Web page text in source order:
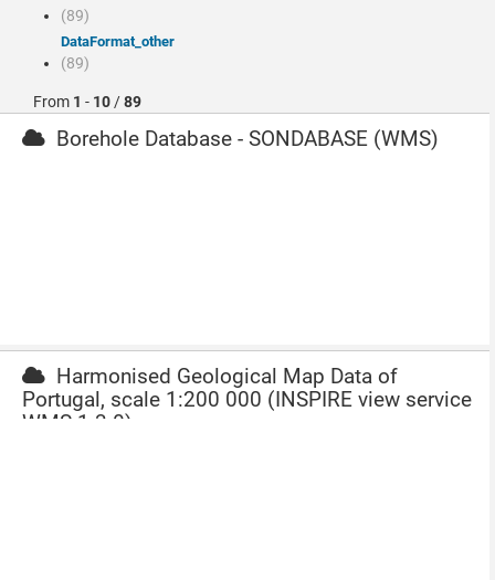
(89)
dataFormat_other
(89)
From 1 - 10 /89
Borehole Database - SONDABASE (WMS)
Harmonised Geological Map Data of
Portugal, scale 1:200 000 (INSPIRE view service
WMS 1.3.0)